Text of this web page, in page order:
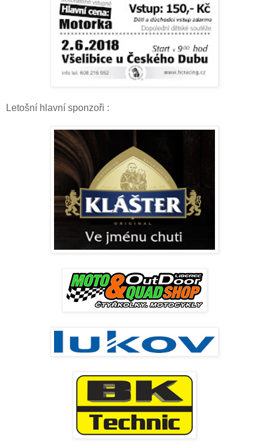
Letošní hlavní sponzoři :